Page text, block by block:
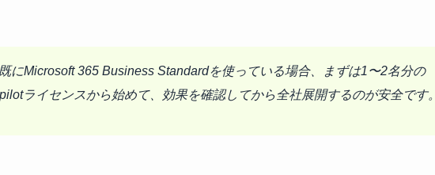
にMicrosoft 365 Business Standardを使っている場合、まずは1〜2名分の
ライセンスから始めて、効果を確認してから全社展開するのが安全です。